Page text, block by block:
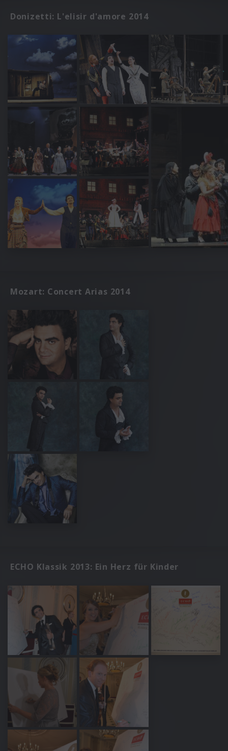
Donizetti: L'elisir d'amore 2014
Mozart: Concert Arias 2014
ECHO Klassik 2013: Ein Herz für Kinder